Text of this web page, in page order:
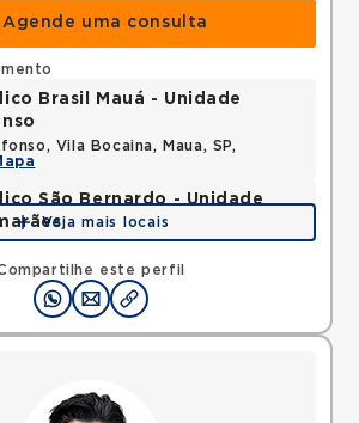
Agende uma consulta
este perfil
Brasil Mauá - Unidade
Vila Bocaina, Maua, SP,
São Bernardo - Unidade
Guimaraes, Assuncao, Sao Bernardo
09810010 •
Mapa
Veja mais locais